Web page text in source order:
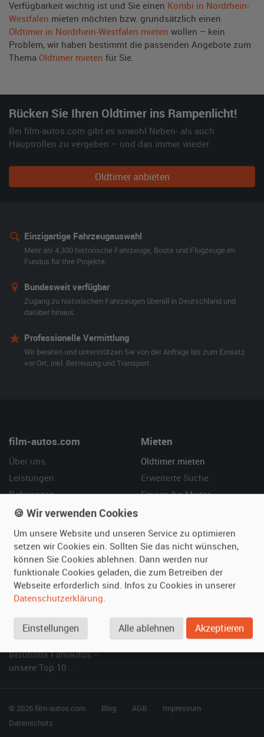
Verfügbarkeit wichtig ist und Sie einen Kombi in Nordrhein-
Westfalen mieten möchten bzw. grundsätzlich einen
Oldtimer in Nordrhein-Westfalen mieten wollen – kein
Problem, wir haben bestimmt die passenden Angebote zum
Thema Oldtimer mieten für Sie.
Rücken Sie Ihren Oldtimer ins Rampenlicht!
Bei film-autos.com gibt es sowohl Neben- als auch
Hauptrollen zu vergeben – und das immer wieder.
Oldtimer anbieten
Einzigartige Fahrzeugauswahl
Mehr als 4.300 historische Fahrzeuge, Boote und Flugzeuge im
Fundus für Ihre Projekte.
Bundesweit verfügbar
Zugang zu historischen Fahrzeugen überall in Deutschland und
darüber hinaus.
Professionelle Vermittlung
Wir beraten und unterstützen Sie von der Anfrage bis zum Einsatz
vor Ort, inkl. Betreuung und Transport.
film-autos.com
Über uns
Leistungen
Referenzen
Kundenmeinungen
Mieten
Oldtimer mieten
Erweiterte Suche
Fragen für Mieter
Vermieten
Oldtimer anmelden
Fotos senden
Fragen für Vermieter
Hilfe
Häufige Fragen (FAQ)
So funktioniert's
SPECIAL
Berühmte Filmautos –
unsere Top 10 ...
© 2026 film-autos.com Blog AGB
Impressum
Datenschutz
🍪 Wir verwenden Cookies
Um unsere Website und unseren Service zu optimieren
setzen wir Cookies ein. Sollten Sie das nicht wünschen,
können Sie Cookies ablehnen. Dann werden nur
funktionale Cookies geladen, die zum Betreiben der
Webseite erforderlich sind. Infos zu Cookies in unserer
Datenschutzerklärung.
Einstellungen Alle ablehnen Akzeptieren